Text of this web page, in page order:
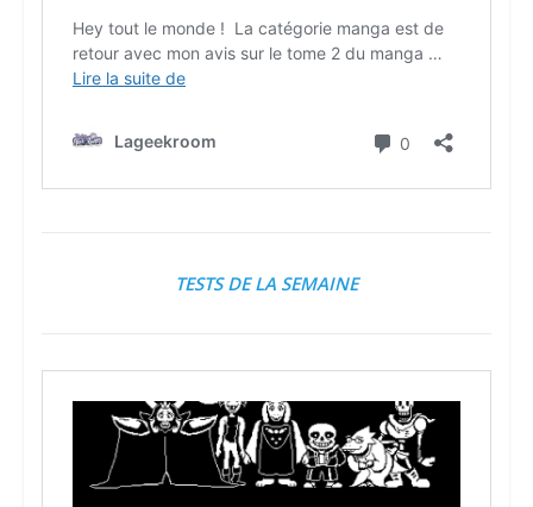
TESTS DE LA SEMAINE